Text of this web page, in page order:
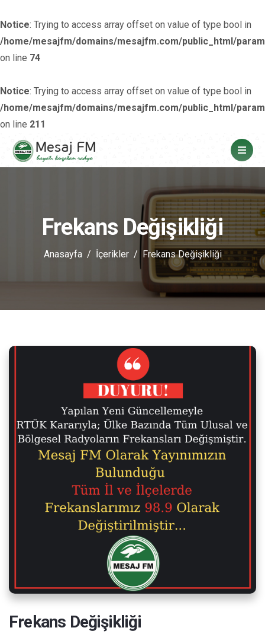
Notice: Trying to access array offset on value of type bool in
/home/mesajfm/domains/mesajfm.com/public_html/
on line 74
Notice: Trying to access array offset on value of type bool in
/home/mesajfm/domains/mesajfm.com/public_html/
on line 211
Frekans Değişikliği
Anasayfa İçerikler Frekans Değişikliği
Frekans Değişikliği